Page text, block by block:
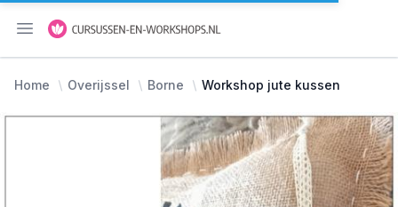
Menu openen
Home Overijssel Borne Workshop jute kussen